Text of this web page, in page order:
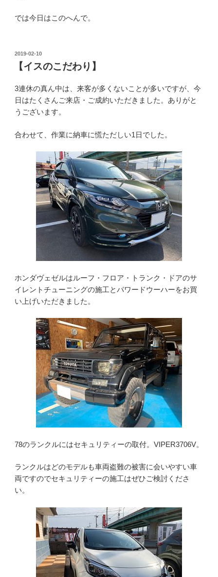
では今日はこのへんで。
投
稿
日:
2019-02-10
【イスのこだわり】
3連休の真ん中は、来客が多くないことが多いですが、今
日はたくさんご来店・ご成約いただきました。ありがと
うございます。
合わせて、作業に納車に慌ただしい1日でした。
ホンダヴェゼルはルーフ・フロア・トランク・ドアのサ
イレントチューニングの施工とパワードウーハーをお買
い上げいただきました。
78のランクルにはセキュリティーの取付。VIPER3706V。
ランクルはどのモデルも車両盗難の被害に会いやすい車
両ですのでセキュリティーの施工はぜひご検討くださ
い。